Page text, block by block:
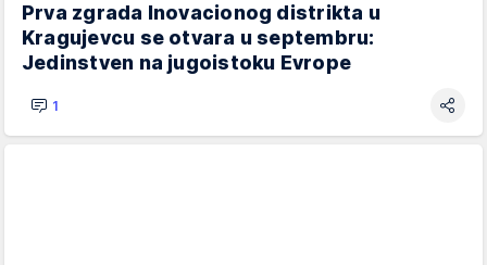
Prva zgrada Inovacionog distrikta u
Kragujevcu se otvara u septembru:
Jedinstven na jugoistoku Evrope
1